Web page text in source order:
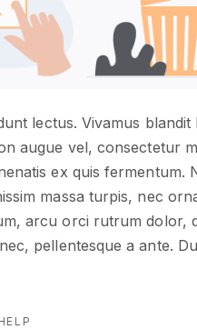
lectus. Vivamus
augue vel, consectetur
ex quis fermentum.
massa turpis, nec
arcu orci rutrum dolor,
pellentesque a ante.